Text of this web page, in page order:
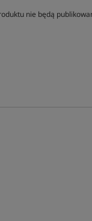
nie będą